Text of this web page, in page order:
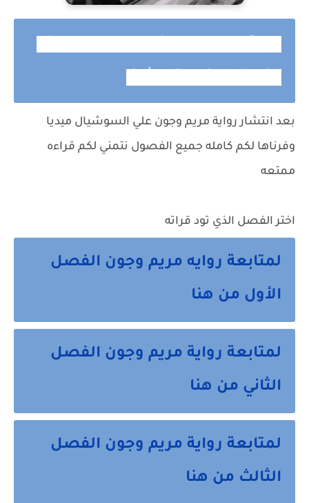
بعد انتشار رواية مريم وجون علي السوشيال ميديا
وفرناها لكم كامله جميع الفصول نتمني لكم قراءه
ممتعه
اختر الفصل الذي تود قراته
لمتابعة روايه مريم وجون الفصل
الأول من هنا
لمتابعة رواية مريم وجون الفصل
الثاني من هنا
لمتابعة رواية مريم وجون الفصل
الثالث من هنا